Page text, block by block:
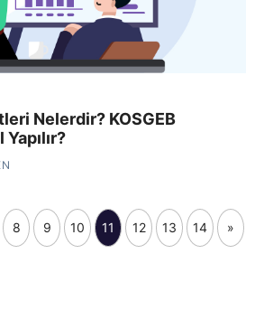
Nelerdir? KOSGEB
8 9 10 11 12 13 14 »